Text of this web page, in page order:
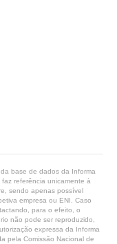
base de dados da Informa
referência unicamente à
sendo apenas possível
empresa ou ENI. Caso
para o efeito, o
não pode ser reproduzido,
expressa da Informa
pela Comissão Nacional de